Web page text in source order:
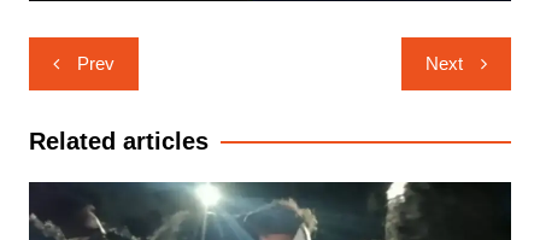
Post
navigation
Prev Next
Related articles